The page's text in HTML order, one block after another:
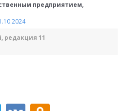
предприятием,
редакция 11